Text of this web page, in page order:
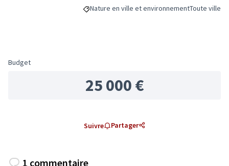
Filtrer les résultats de la catégorie : Nature
Nature en ville et environnementFiltrer les
Toute ville
Budget
25 000 €
Suivre Partager
1 commentaire